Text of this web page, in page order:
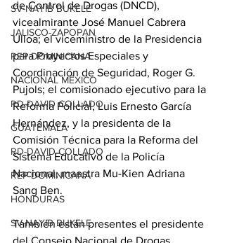
SV-NAYIB BUKELE
JALISCO-ZAPOPAN
REP DOMINICANA
NACIONAL MÉXICO
RD-DAVID COLLADO
GUATEMALA
RD-DAVID COLLADO
REP DOMINICANA
HONDURAS
SV-NAYIB BUKELE
de Control de Drogas (DNCD),
vicealmirante José Manuel Cabrera
Ulloa; el viceministro de la Presidencia
para Proyectos Especiales y
Coordinación de Seguridad, Roger G.
Pujols; el comisionado ejecutivo para la
Reforma Policial, Luis Ernesto García
Hernández, y la presidenta de la
Comisión Técnica para la Reforma del
Sistema Educativo de la Policía
Nacional, maestra Mu-Kien Adriana
Sang Ben.
También están presentes el presidente
del Consejo Nacional de Drogas,